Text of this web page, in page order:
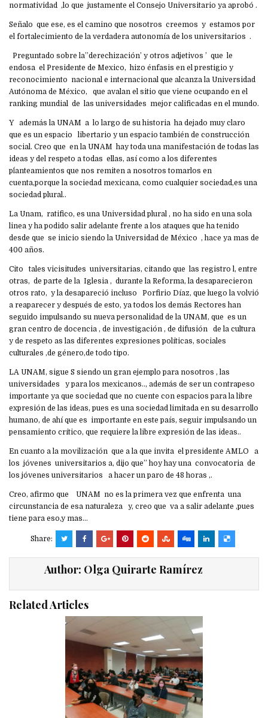
normatividad ,lo que justamente el Consejo Universitario ya aprobó .
Señalo que ese, es el camino que nosotros creemos y estamos por
el fortalecimiento de la verdadera autonomía de los universitarios .
Preguntado sobre la’’derechización’ y otros adjetivos ’ que le
endosa el Presidente de Mexico, hizo énfasis en el prestigio y
reconocimiento nacional e internacional que alcanza la Universidad
Autónoma de México, que avalan el sitio que viene ocupando en el
ranking mundial de las universidades mejor calificadas en el mundo.
Y además la UNAM a lo largo de su historia ha dejado muy claro
que es un espacio libertario y un espacio también de construcción
social. Creo que en la UNAM hay toda una manifestación de todas las
ideas y del respeto a todas ellas, así como a los diferentes
pĺanteamientos que nos remiten a nosotros tomarlos en
cuenta,porque la sociedad mexicana, como cualquier sociedad,es una
sociedad plural..
La Unam, ratifico, es una Universidad plural , no ha sido en una sola
linea y ha podido salir adelante frente a los ataques que ha tenido
desde que se inicio siendo la Universidad de México , hace ya mas de
400 años.
Cito tales vicisitudes universitarias, citando que las registro l, entre
otras, de parte de la Iglesia , durante la Reforma, la desaparecieron
otros rato, y la desapareció incluso Porfirio Díaz, que luego la volvió
a reaparecer y después de esto, ya todos los demás Rectores han
seguido impulsando su nueva personalidad de la UNAM, que es un
gran centro de docencia , de investigación , de difusión de la cultura
y de respeto as las diferentes expresiones políticas, sociales
culturales ,de género,de todo tipo.
LA UNAM, sigue S siendo un gran ejemplo para nosotros , las
universidades y para los mexicanos.., además de ser un contrapeso
importante ya que sociedad que no cuente con espacios para la libre
expresión de las ideas, pues es una sociedad limitada en su desarrollo
humano, de ahí que es importante en este país, seguir impulsando un
pensamiento crítico, que requiere la libre expresión de las ideas..
En cuanto a la movilización que a la que invita el presidente AMLO a
los jóvenes universitarios a, dijo que’’ hoy hay una convocatoria de
los jóvenes universitarios a hacer un paro de 48 horas ,.
Creo, afirmo que UNAM no es la primera vez que enfrenta una
circunstancia de esa naturaleza y, creo que va a salir adelante ,pues
tiene para eso,y mas…
Share:
Author: Olga Quirarte Ramírez
Related Articles